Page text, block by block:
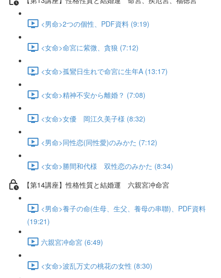
<男命>2つの個性、PDF資料 (9:19)
<女命>命宮に紫微、貪狼 (7:12)
<女命>孤鸞日生れで命宮に生年A (13:17)
<女命>精神不安から離婚？ (7:08)
<女命>女優 岡江久美子様 (8:32)
<男命>同性恋(同性愛)のみかた (7:12)
<女命>勝間和代様 双性恋のみかた (8:34)
【第14講座】性格性質と結婚運 六親宮冲命宮
<男命>養子の命(生母、生父、養母の串聯)、PDF資料
(19:21)
六親宮冲命宮 (6:49)
<女命>波乱万丈の桃花の女性 (8:30)